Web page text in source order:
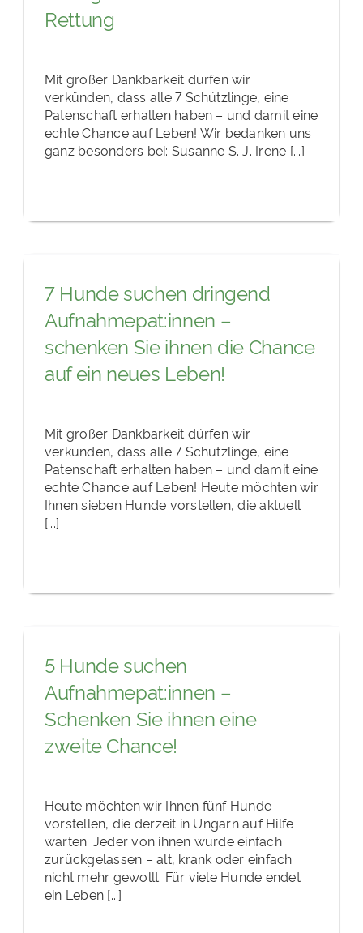
Rettung
Mit großer Dankbarkeit dürfen wir
verkünden, dass alle 7 Schützlinge, eine
Patenschaft erhalten haben – und damit eine
echte Chance auf Leben! Wir bedanken uns
ganz besonders bei: Susanne S. J. Irene [...]
7 Hunde suchen dringend
Aufnahmepat:innen –
schenken Sie ihnen die Chance
auf ein neues Leben!
Mit großer Dankbarkeit dürfen wir
verkünden, dass alle 7 Schützlinge, eine
Patenschaft erhalten haben – und damit eine
echte Chance auf Leben! Heute möchten wir
Ihnen sieben Hunde vorstellen, die aktuell
[...]
5 Hunde suchen
Aufnahmepat:innen –
Schenken Sie ihnen eine
zweite Chance!
Heute möchten wir Ihnen fünf Hunde
vorstellen, die derzeit in Ungarn auf Hilfe
warten. Jeder von ihnen wurde einfach
zurückgelassen – alt, krank oder einfach
nicht mehr gewollt. Für viele Hunde endet
ein Leben [...]